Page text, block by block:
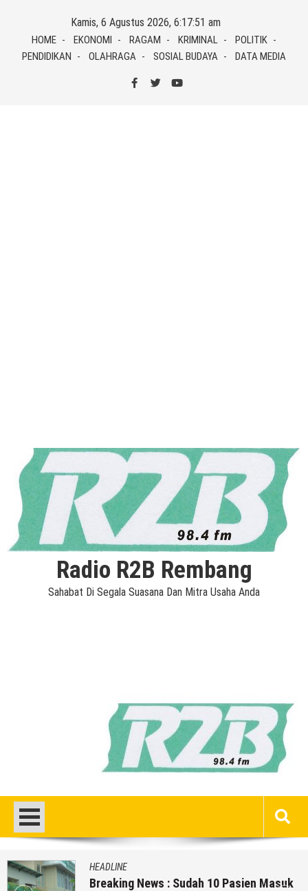
content
Kamis, 6 Agustus 2026, 6:17:51 am
HOME EKONOMI RAGAM KRIMINAL
POLITIK
PENDIDIKAN
OLAHRAGA SOSIAL BUDAYA DATA MEDIA
Radio R2B Rembang
Sahabat Di Segala Suasana Dan Mitra Usaha Anda
HEADLINE
Breaking News : Sudah 10 Pasien Masuk